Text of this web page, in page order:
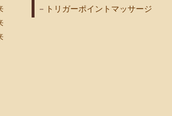
トリガーポイントマッサージ